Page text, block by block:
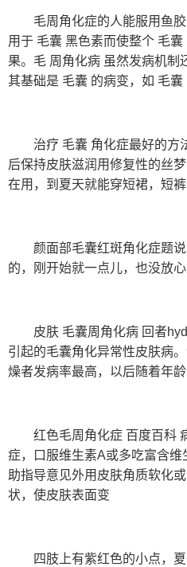
毛周角化症的人能服用鱼
用于 毛囊 黑色素而使整个 毛
果。毛 周角化病 虽然发病机制
其基础是 毛囊 的病变，如 毛囊
治疗 毛囊 角化症最好的方
后保持皮肤滋润用修复性的丝
在用，到夏天就能穿短裙，短
颜面部毛囊红斑角化症题
的，刚开始就一点儿，也没放
皮肤 毛囊周角化病 回者
引起的毛囊角化异常性皮肤病
燥者发病率最高，以后随着年
红色毛周角化症 百度百科
症，口服维生素A或多吃富含
助指导意见外用皮肤角质软化
状，使皮肤表面变
四肢上有紫红色的小点，